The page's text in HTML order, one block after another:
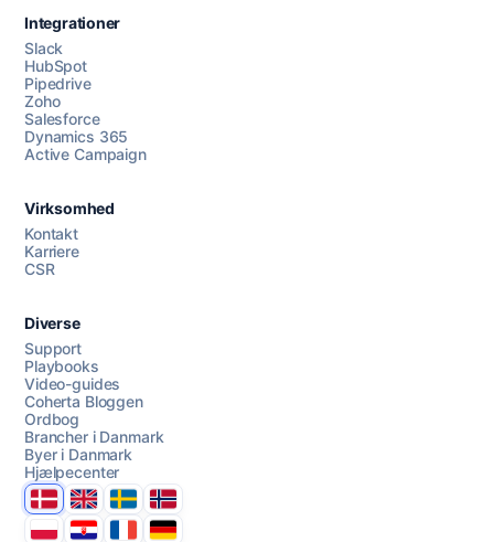
Chat med os
AI Campaign Assist
Integrationer
Slack
HubSpot
Pipedrive
Zoho
Salesforce
Dynamics 365
Active Campaign
Virksomhed
Kontakt
Karriere
CSR
Diverse
Support
Playbooks
Video-guides
Coherta Bloggen
Ordbog
Brancher i Danmark
Byer i Danmark
Hjælpecenter
DanmarkUnited Kingdom
SverigeNorge
PolskaHrvatskaFranceDeutschland